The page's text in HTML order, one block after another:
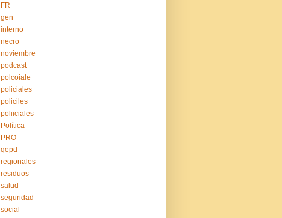
FR
gen
interno
necro
noviembre
podcast
polcoiale
policiales
policiles
poliiciales
Política
PRO
qepd
regionales
residuos
salud
seguridad
social